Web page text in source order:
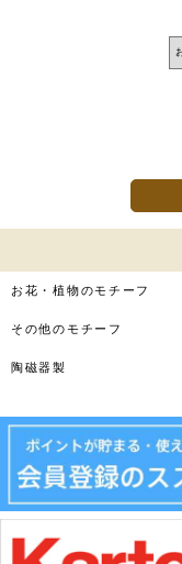
お花・植物のモチーフ
その他のモチーフ
陶磁器製